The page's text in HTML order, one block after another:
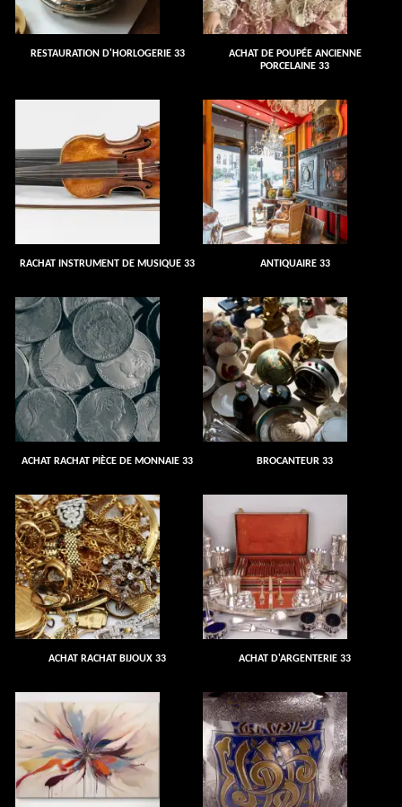
RESTAURATION D'HORLOGERIE 33
ACHAT DE POUPÉE ANCIENNE
PORCELAINE 33
RACHAT INSTRUMENT DE MUSIQUE 33 ANTIQUAIRE 33
ACHAT RACHAT PIÈCE DE MONNAIE 33 BROCANTEUR 33
ACHAT RACHAT BIJOUX 33 ACHAT D'ARGENTERIE 33